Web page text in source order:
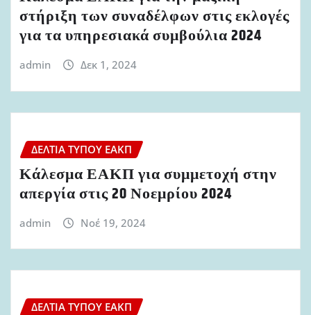
στήριξη των συναδέλφων στις εκλογές
για τα υπηρεσιακά συμβούλια 2024
admin Δεκ 1, 2024
ΔΕΛΤΊΑ ΤΎΠΟΥ ΕΑΚΠ
Κάλεσμα ΕΑΚΠ για συμμετοχή στην
απεργία στις 20 Νοεμρίου 2024
admin Νοέ 19, 2024
ΔΕΛΤΊΑ ΤΎΠΟΥ ΕΑΚΠ